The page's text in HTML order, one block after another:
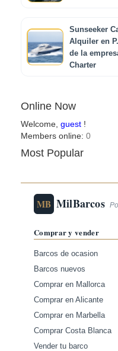
Sunseeker
Alquiler en
de la
Charter
Online Now
Welcome, guest !
Members online: 0
Most Popular
MB MilBarcos
Comprar y vender
Barcos de ocasion
Barcos nuevos
Comprar en Mallorca
Comprar en Alicante
Comprar en Marbella
Comprar Costa Blanca
Vender tu barco